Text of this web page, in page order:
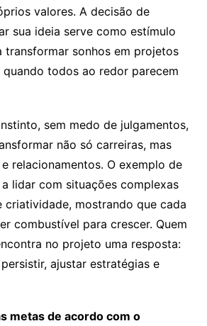
valores. A decisão de
sua ideia serve como estímulo
transformar sonhos em projetos
quando todos ao redor parecem
sem medo de julgamentos,
não só carreiras, mas
relacionamentos. O exemplo de
lidar com situações complexas
criatividade, mostrando que cada
combustível para crescer. Quem
no projeto uma resposta:
ajustar estratégias e
metas de acordo com o